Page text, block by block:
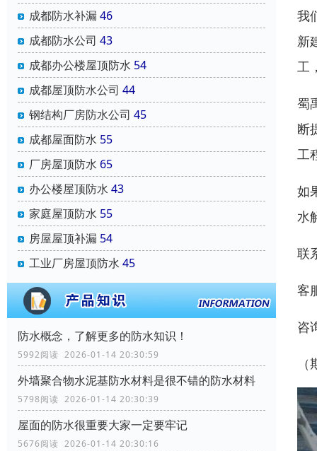
成都防水补漏46
成都防水公司 43
成都办公楼屋顶防水 54
成都屋顶防水公司 44
钢结构厂房防水公司 45
成都屋面防水 55
厂房屋顶防水 65
办公楼屋顶防水 43
家庭屋顶防水 55
房屋屋顶补漏 54
工业厂房屋顶防水 45
防水概念，了解更多的防水知识！
5992阅读 2026-01-14 20:30:59
外墙聚合物水泥基防水材料是很不错的防水材料
5798阅读 2026-01-14 20:30:39
屋面的防水很重要大家一定要牢记
5676阅读 2026-01-14 20:30:16
我
新
工
蜀
断
工
如
水
联
客
咨